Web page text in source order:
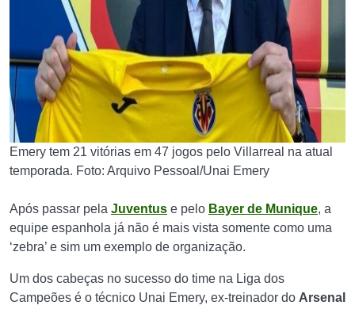
Emery tem 21 vitórias em 47 jogos pelo Villarreal na atual
temporada. Foto: Arquivo Pessoal/Unai Emery
Após passar pela Juventus e pelo Bayer de Munique, a
equipe espanhola já não é mais vista somente como uma
‘zebra’ e sim um exemplo de organização.
Um dos cabeças no sucesso do time na Liga dos
Campeões é o técnico Unai Emery, ex-treinador do Arsenal